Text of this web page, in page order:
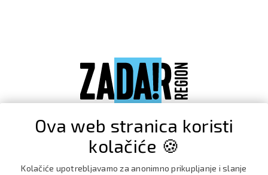
Ova web stranica koristi
kolačiće 🍪
Kolačiće upotrebljavamo za anonimno prikupljanje i slanje